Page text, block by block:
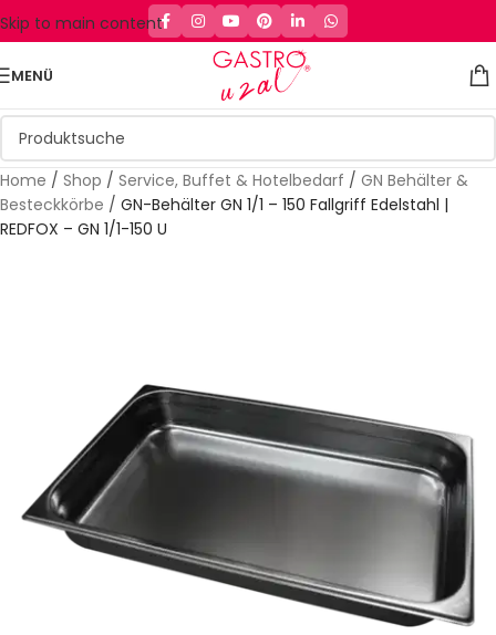
Skip to main content
MENÜ
Home / Shop / Service, Buffet & Hotelbedarf / GN Behälter &
Besteckkörbe / GN-Behälter GN 1/1 – 150 Fallgriff Edelstahl |
REDFOX – GN 1/1-150 U